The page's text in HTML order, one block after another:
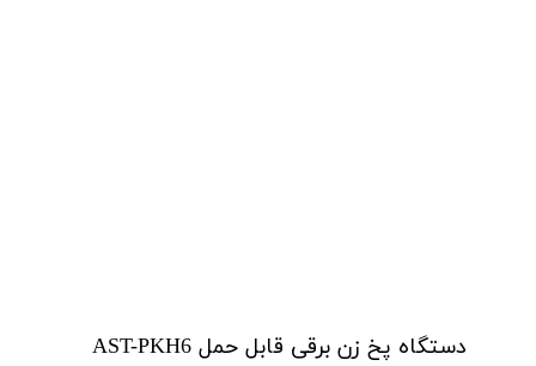
دستگاه پخ زن برقی قابل حمل AST-PKH6